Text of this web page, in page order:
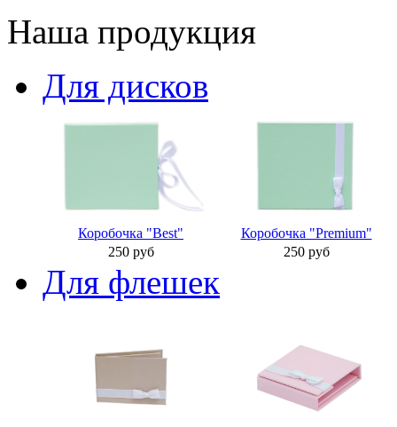
Наша продукция
Для дисков
Коробочка "Best"
Коробочка "Premium"
250 руб
250 руб
Для флешек